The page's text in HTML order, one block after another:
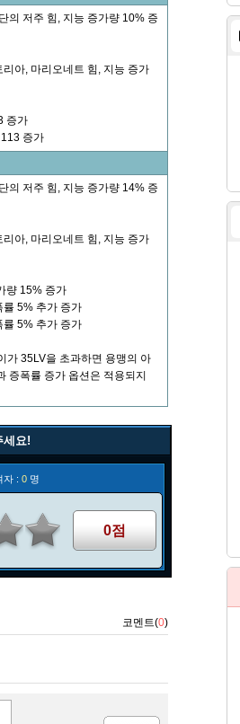
의 저주 힘, 지능 증가량 10% 증
아, 마리오네트 힘, 지능 증가
증가
증가
의 저주 힘, 지능 증가량 14% 증
아, 마리오네트 힘, 지능 증가
량 15% 증가
률 5% 추가 증가
률 5% 추가 증가
가 35LV을 초과하면 용맹의 아
증폭률 증가 옵션은 적용되지
세요!
자 : 0 명
0점
코멘트(0)